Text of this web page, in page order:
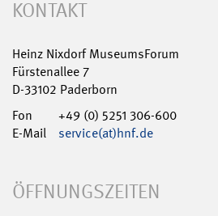
KONTAKT
Heinz Nixdorf MuseumsForum
Fürstenallee 7
D-33102 Paderborn
Fon
+49 (0) 5251 306-600
E-Mail
service(at)hnf.de
ÖFFNUNGSZEITEN